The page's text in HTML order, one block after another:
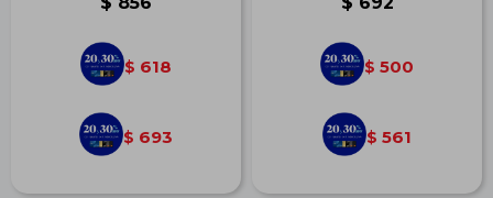
$ 618
$ 693
$ 500
$ 561